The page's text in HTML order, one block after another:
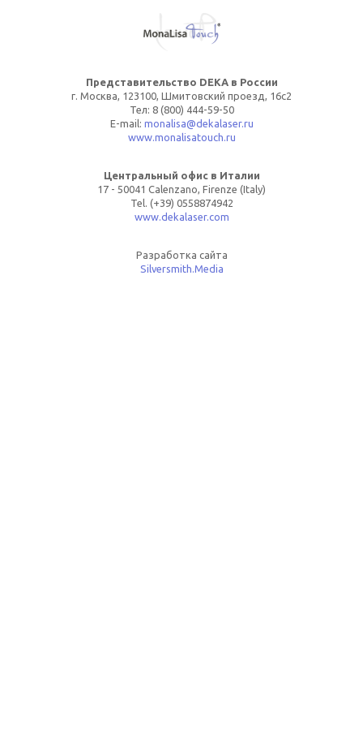
Представительство DEKA в России
г. Москва, 123100, Шмитовский проезд, 16с2
Тел: 8 (800) 444-59-50
E-mail: monalisa@dekalaser.ru
www.monalisatouch.ru
Центральный офис в Италии
17 - 50041 Calenzano, Firenze (Italy)
Tel. (+39) 0558874942
www.dekalaser.com
Разработка сайта
Silversmith.Media